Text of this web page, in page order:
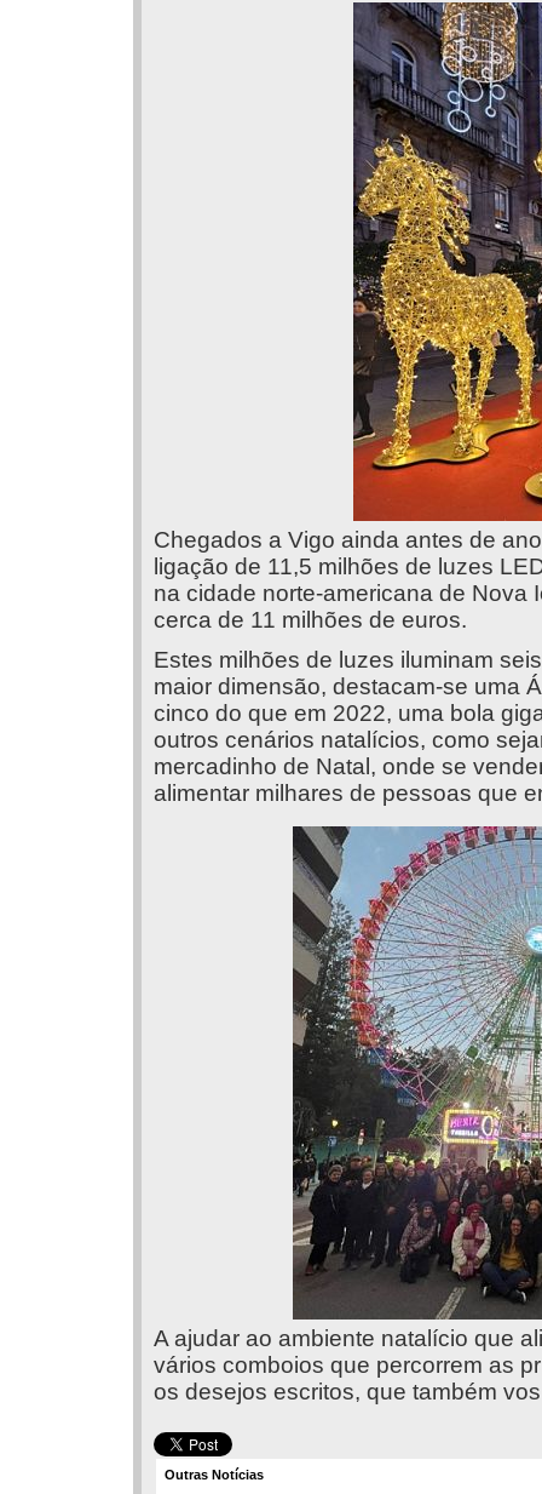
Chegados a Vigo ainda antes de
ligação de 11,5 milhões de luzes
na cidade norte-americana de Nova
cerca de 11 milhões de euros.
Estes milhões de luzes iluminam
maior dimensão, destacam-se uma
cinco do que em 2022, uma bola
outros cenários natalícios, como
mercadinho de Natal, onde se
alimentar milhares de pessoas que
A ajudar ao ambiente natalício que
vários comboios que percorrem as
os desejos escritos, que também
Outras Notícias